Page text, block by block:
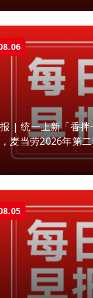
| 统一上新「香拌
麦当劳2026年第